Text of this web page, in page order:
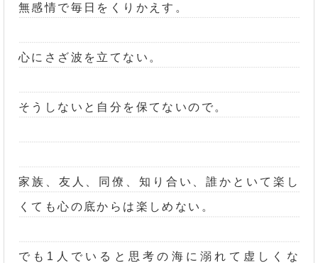
無感情で毎日をくりかえす。
心にさざ波を立てない。
そうしないと自分を保てないので。
家族、友人、同僚、知り合い、誰かといて楽し
くても心の底からは楽しめない。
でも1人でいると思考の海に溺れて虚しくな